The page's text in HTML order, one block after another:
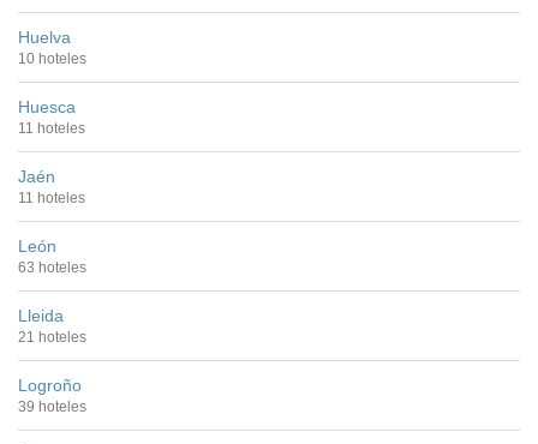
Huelva
10 hoteles
Huesca
11 hoteles
Jaén
11 hoteles
León
63 hoteles
Lleida
21 hoteles
Logroño
39 hoteles